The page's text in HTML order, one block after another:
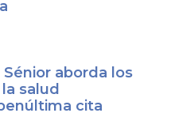
aborda los
salud
cita